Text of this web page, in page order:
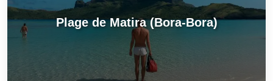
Plage de Matira (Bora-Bora)